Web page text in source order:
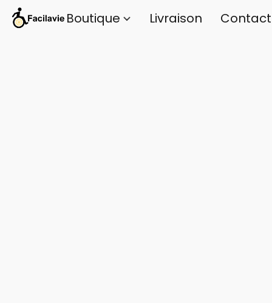
Boutique Livraison